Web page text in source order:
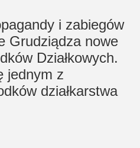
i zabiegów
Grudziądza nowe
Działkowych.
jednym z
działkarstwa